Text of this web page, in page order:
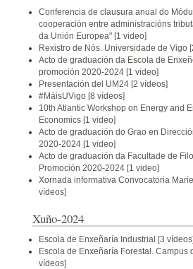
Conferencia de clausura anual do
cooperación entre administracións
da Unión Europea" [1 video]
Rexistro de Nós. Universidade de Vigo
Acto de graduación da Escola de
promoción 2020-2024 [1 video]
Presentación del UM24 [2 vídeos]
#MáisUVigo [8 vídeos]
10th Atlantic Workshop on Energy and
Economics [1 video]
Acto de graduación do Grao en
2020-2024 [1 video]
Acto de graduación da Facultade de
Promoción 2020-2024 [1 video]
Xornada informativa Convocatoria
vídeos]
Xuño-2024
Escola de Enxeñaría Industrial [3 vídeos]
Escola de Enxeñaría Forestal. Campus
vídeos]